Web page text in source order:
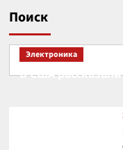
Поиск
Электроника
В США